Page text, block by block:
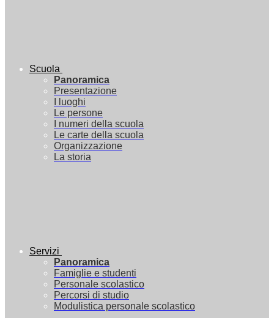
Scuola
Panoramica
Presentazione
I luoghi
Le persone
I numeri della scuola
Le carte della scuola
Organizzazione
La storia
Servizi
Panoramica
Famiglie e studenti
Personale scolastico
Percorsi di studio
Modulistica personale scolastico